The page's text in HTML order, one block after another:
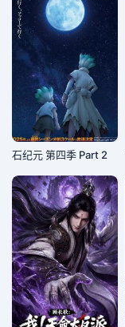
石纪元 第四季 Part 2